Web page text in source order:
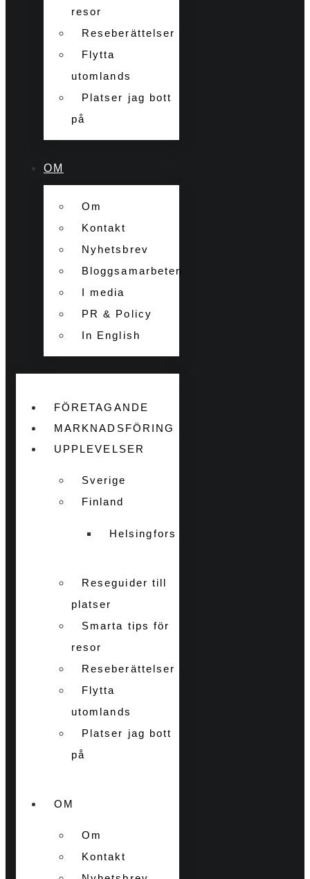
resor
Reseberättelser
Flytta
utomlands
Platser jag bott
på
OM
Om
Kontakt
Nyhetsbrev
Bloggsamarbeten
I media
PR & Policy
In English
FÖRETAGANDE
MARKNADSFÖRING
UPPLEVELSER
Sverige
Finland
Helsingfors
Reseguider till
platser
Smarta tips för
resor
Reseberättelser
Flytta
utomlands
Platser jag bott
på
OM
Om
Kontakt